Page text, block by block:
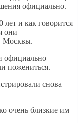
официально.
и как говорится
они
Москвы.
официально
пожениться.
снова
очень близкие им